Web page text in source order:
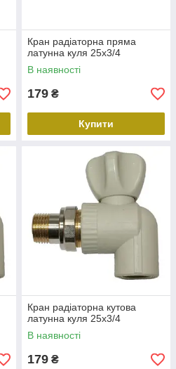
Кран радіаторна пряма
латунна куля 25х3/4
В наявності
179 ₴
Купити
Кран радіаторна кутова
латунна куля 25х3/4
В наявності
179 ₴